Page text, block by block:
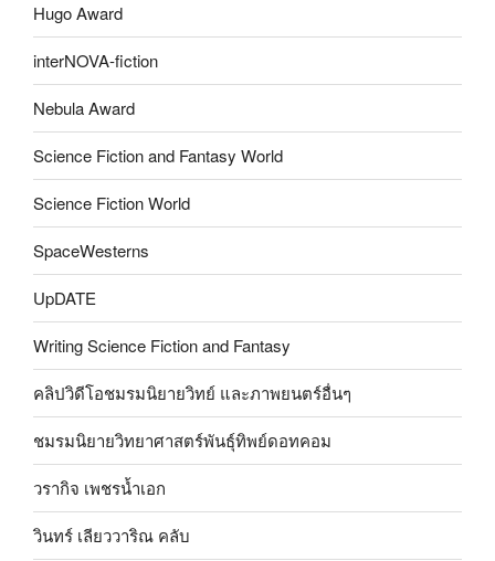
Hugo Award
interNOVA-fiction
Nebula Award
Science Fiction and Fantasy World
Science Fiction World
SpaceWesterns
UpDATE
Writing Science Fiction and Fantasy
คลิปวิดีโอชมรมนิยายวิทย์ และภาพยนตร์อื่นๆ
ชมรมนิยายวิทยาศาสตร์พันธุ์ทิพย์ดอทคอม
วรากิจ เพชรน้ำเอก
วินทร์ เลียววาริณ คลับ